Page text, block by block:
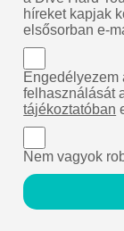
híreket kapjak
elsősorban e-
Engedélyezem
felhasználását
tájékoztatóban
Nem vagyok